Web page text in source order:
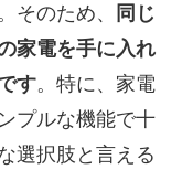
そのため、
同じ
家電を手に入れ
す。特に、家電
プルな機能で十
選択肢と言える